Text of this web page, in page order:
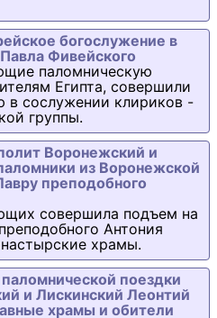
богослужение в
Фивейского
паломническую
Египта, совершили
в сослужении клириков -
группы.
Воронежский и
из Воронежской
преподобного
совершила подъем на
Антония
храмы.
поездки
и Лискинский Леонтий
храмы и обители